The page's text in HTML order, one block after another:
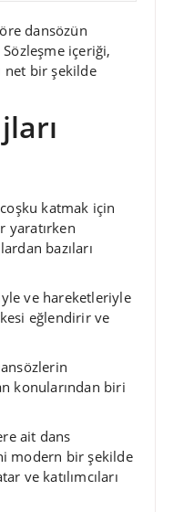
dansözün
içeriği,
net bir şekilde
katmak için
yaratırken
bazıları
ve hareketleriyle
eğlendirir ve
konularından biri
ait dans
modern bir şekilde
ve katılımcıları